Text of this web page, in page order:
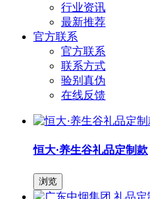
行业资讯
最新推荐
官方联系
官方联系
联系方式
验别真伪
在线反馈
恒大·养生谷礼品定制款
浏览